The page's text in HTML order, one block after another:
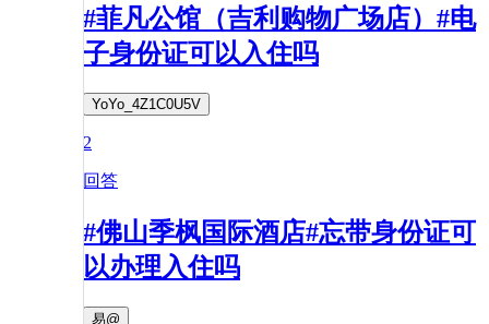
#菲凡公馆（吉利购物广场店）#电
子身份证可以入住吗
YoYo_4Z1C0U5V
2
回答
#佛山季枫国际酒店#忘带身份证可
以办理入住吗
易@